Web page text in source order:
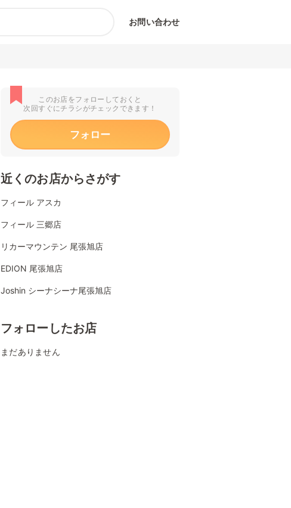
お問い合わせ
このお店をフォローしておくと
次回すぐにチラシがチェックできます！
フォロー
近くのお店からさがす
フィール アスカ
フィール 三郷店
リカーマウンテン 尾張旭店
EDION 尾張旭店
Joshin シーナシーナ尾張旭店
フォローしたお店
まだありません